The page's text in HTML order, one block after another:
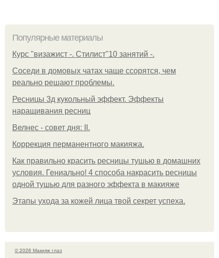
Популярные материалы
Курс "визажист -. Стилист"10 занятий -.
Соседи в домовых чатах чаще ссорятся, чем
реально решают проблемы.
Ресницы 3д кукольный эффект. Эффекты
наращивания ресниц
Велнес - совет дня: II.
Коррекция перманентного макияжа.
Как правильно красить ресницы тушью в домашних
условия. Гениально! 4 способа накрасить ресницы
одной тушью для разного эффекта в макияже
Этапы ухода за кожей лица твой секрет успеха.
© 2026 Макияж глаз